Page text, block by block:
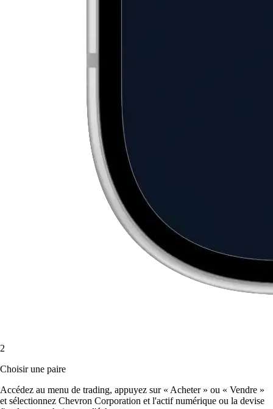
2
Choisir une paire
Accédez au menu de trading, appuyez sur « Acheter » ou « Vendre »
et sélectionnez Chevron Corporation et l'actif numérique ou la devise